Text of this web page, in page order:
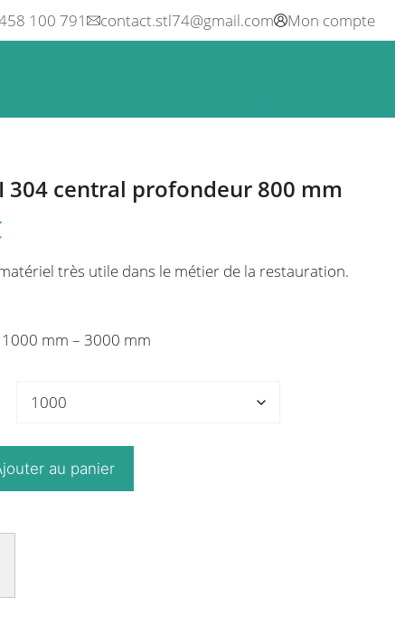
100 791 contact.stl74@gmail.com Mon compte
304 central profondeur 800 mm
très utile dans le métier de la restauration.
mm – 3000 mm
au panier